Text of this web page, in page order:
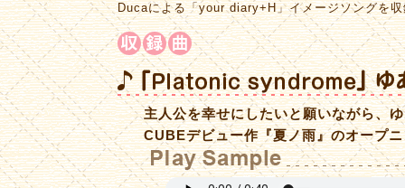
Ducaによる「your diary+H」イメージソングを
主人公を幸せにしたいと願いながら、
CUBEデビュー作『夏ノ雨』のオープ